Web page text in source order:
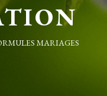
MARIAGES